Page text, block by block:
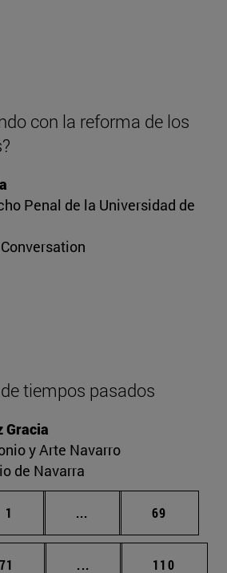
con la reforma de los
Penal de la Universidad de
tiempos pasados
Gracia
y Arte Navarro
de Navarra
Página
1 ... Páginas intermedias
Página
69
Página
71 ... Páginas intermedias
Página
110